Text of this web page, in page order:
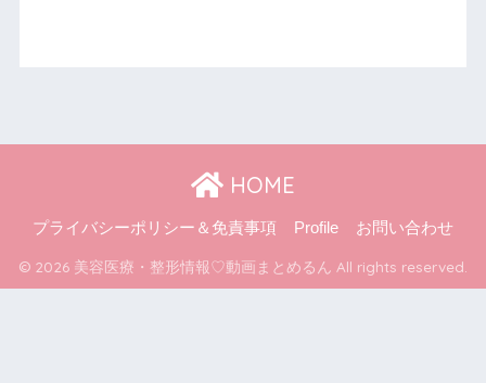
HOME
プライバシーポリシー＆免責事項 Profile お問い合わせ
© 2026 美容医療・整形情報♡動画まとめるん All rights reserved.